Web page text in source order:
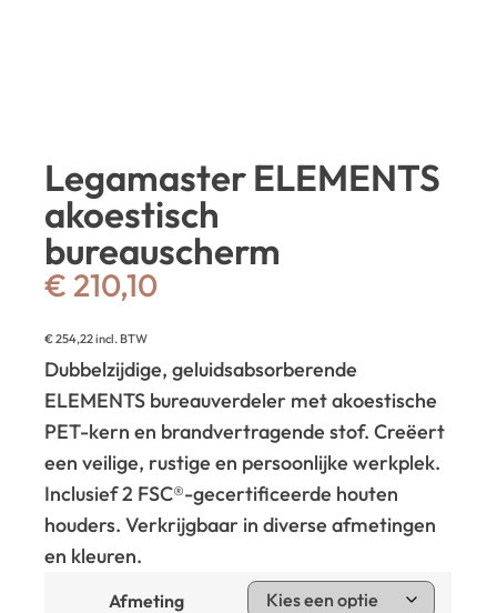
Legamaster ELEMENTS
akoestisch
bureauscherm
€ 210,10
€254,22incl. BTW
Dubbelzijdige, geluidsabsorberende
ELEMENTS bureauverdeler met akoestische
PET-kern en brandvertragende stof. Creëert
een veilige, rustige en persoonlijke werkplek.
Inclusief 2 FSC®-gecertificeerde houten
houders. Verkrijgbaar in diverse afmetingen
en kleuren.
Afmeting